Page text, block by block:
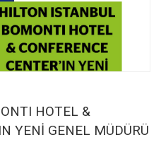
HOTEL &
YENİ GENEL MÜDÜRÜ